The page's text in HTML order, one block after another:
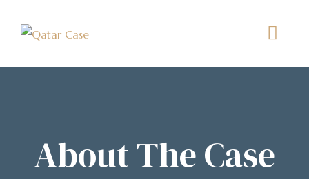
About The Case